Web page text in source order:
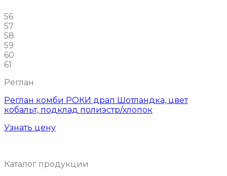
56
57
58
59
60
61
Реглан
Реглан комби РОКИ драп Шотландка, цвет
кобальт, подклад полиэстр/хлопок
Узнать цену
Каталог продукции